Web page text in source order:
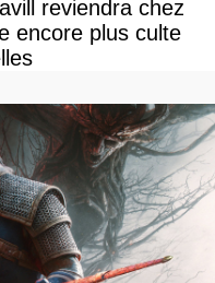
reviendra chez
encore plus culte